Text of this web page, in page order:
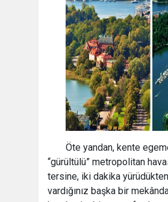
Öte yandan, kente
“gürültülü” metropolitan
tersine, iki dakika
vardığınız başka bir